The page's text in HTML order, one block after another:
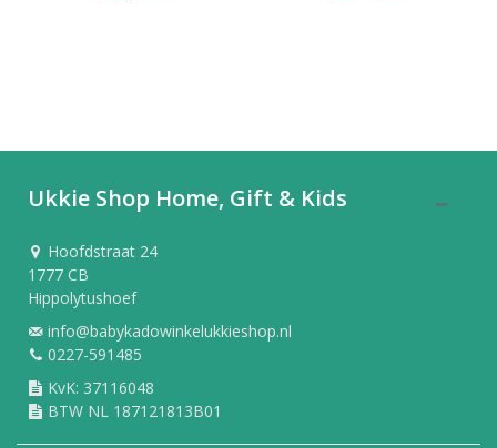
Ukkie Shop Home, Gift & Kids
Hoofdstraat 24
1777 CB
Hippolytushoef
info@babykadowinkelukkieshop.nl
0227-591485
KvK: 37116048
BTW NL 187121813B01